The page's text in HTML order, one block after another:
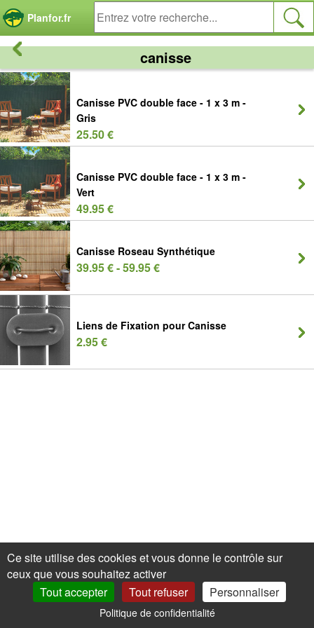
Planfor.fr
canisse
Canisse PVC double face - 1 x 3 m -
Gris
25.50 €
Canisse PVC double face - 1 x 3 m -
Vert
49.95 €
Canisse Roseau Synthétique
39.95 € - 59.95 €
Liens de Fixation pour Canisse
2.95 €
Promos
Panneau de gestion des cookies
Ce site utilise des cookies et vous donne le contrôle sur
ceux que vous souhaitez activer
Tout accepter
Tout refuser Personnaliser
Politique de confidentialité